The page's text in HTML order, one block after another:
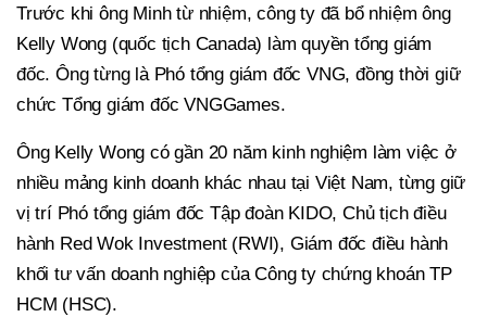
Trước khi ông Minh từ nhiệm, công ty đã bổ nhiệm ông
Kelly Wong (quốc tịch Canada) làm quyền tổng giám
đốc. Ông từng là Phó tổng giám đốc VNG, đồng thời giữ
chức Tổng giám đốc VNGGames.
Ông Kelly Wong có gần 20 năm kinh nghiệm làm việc ở
nhiều mảng kinh doanh khác nhau tại Việt Nam, từng giữ
vị trí Phó tổng giám đốc Tập đoàn KIDO, Chủ tịch điều
hành Red Wok Investment (RWI), Giám đốc điều hành
khối tư vấn doanh nghiệp của Công ty chứng khoán TP
HCM (HSC).